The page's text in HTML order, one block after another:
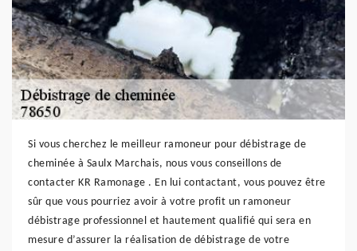
Si vous cherchez le meilleur ramoneur pour débistrage de
cheminée à Saulx Marchais, nous vous conseillons de
contacter KR Ramonage . En lui contactant, vous pouvez être
sûr que vous pourriez avoir à votre profit un ramoneur
débistrage professionnel et hautement qualifié qui sera en
mesure d’assurer la réalisation de débistrage de votre